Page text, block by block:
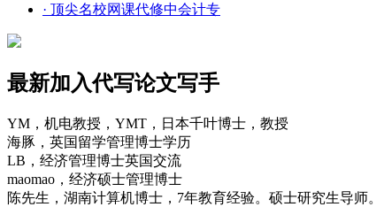
· 顶尖名校网课代修中会计专
最新加入代写论文写手
YM，机电教授，YMT，日本千叶博士，教授
海豚，英国留学管理博士学历
LB，经济管理博士英国交流
maomao，经济硕士管理博士
陈先生，湖南计算机博士，7年教育经验。硕士研究生导师。